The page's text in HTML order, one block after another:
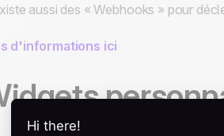
aussi des « Webhooks » pour
d'informations ici